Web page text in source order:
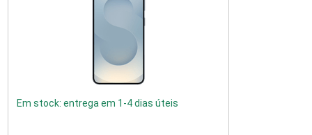
Em stock: entrega em 1-4 dias úteis